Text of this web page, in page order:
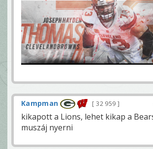
Kampman 32 959
kikapott a Lions, lehet kikap a
muszáj nyerni